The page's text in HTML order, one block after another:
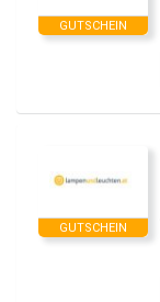
GUTSCHEIN
GUTSCHEIN